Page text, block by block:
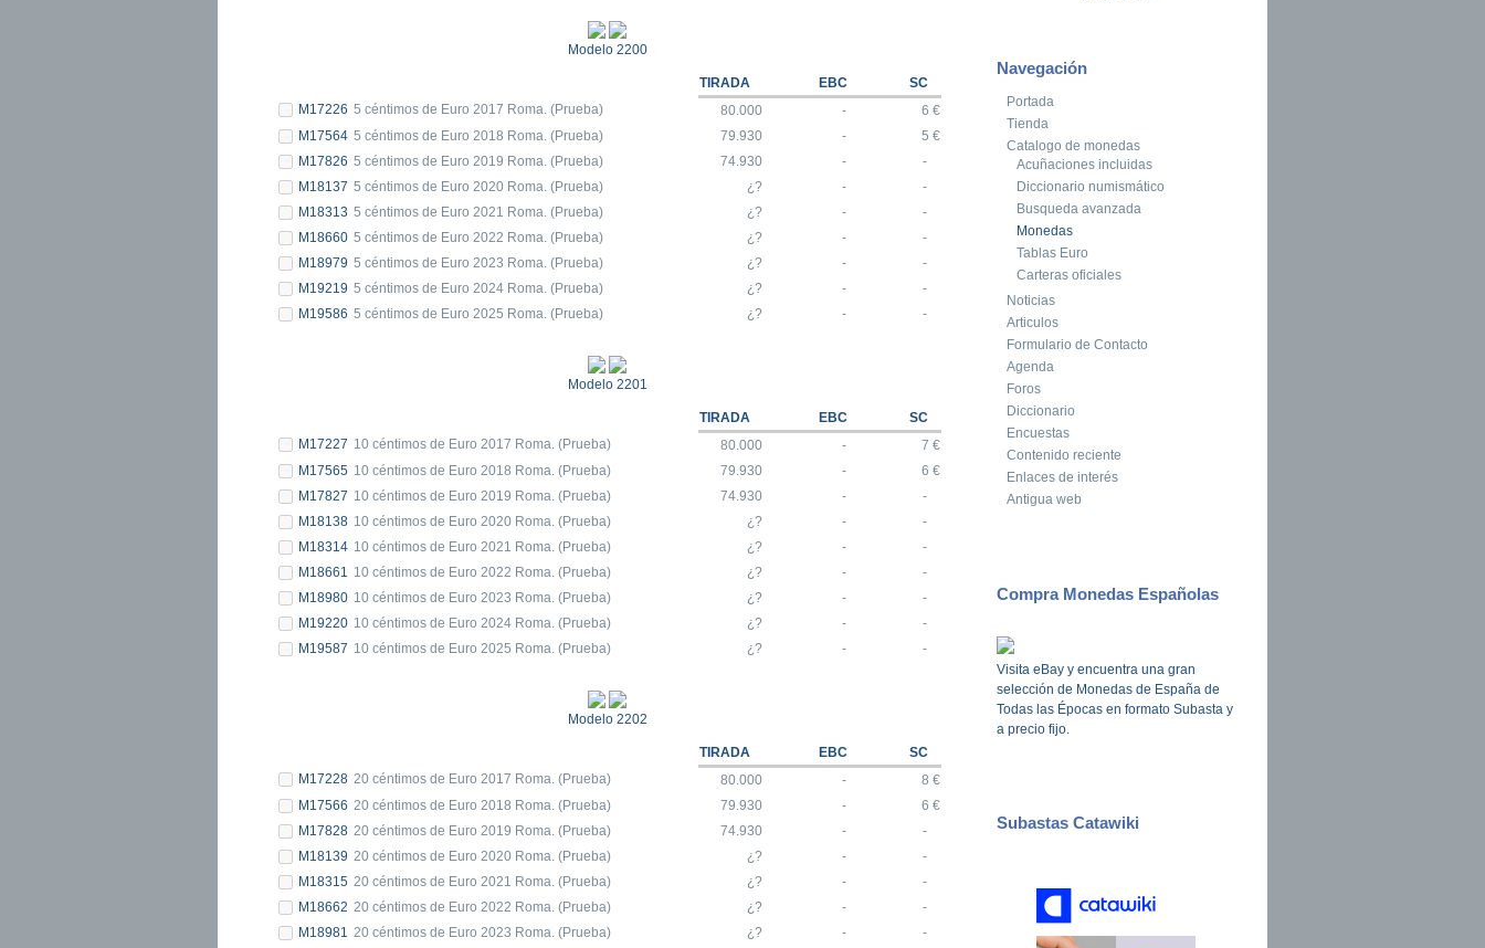
Modelo 2200
TIRADA EBC
SC
M17226 5 céntimos de Euro 2017 Roma. (Prueba) 80.000 -
6 €
M17564 5 céntimos de Euro 2018 Roma. (Prueba) 79.930 -
5 €
M17826 5 céntimos de Euro 2019 Roma. (Prueba) 74.930 -
-
M18137 5 céntimos de Euro 2020 Roma. (Prueba) ¿? -
-
M18313 5 céntimos de Euro 2021 Roma. (Prueba) ¿? -
-
M18660 5 céntimos de Euro 2022 Roma. (Prueba) ¿? -
-
M18979 5 céntimos de Euro 2023 Roma. (Prueba) ¿? -
-
M19219 5 céntimos de Euro 2024 Roma. (Prueba) ¿? -
-
M19586 5 céntimos de Euro 2025 Roma. (Prueba) ¿? - -
Modelo 2201
TIRADA EBC
SC
M17227 10 céntimos de Euro 2017 Roma. (Prueba) 80.000 -
7 €
M17565 10 céntimos de Euro 2018 Roma. (Prueba) 79.930 -
6 €
M17827 10 céntimos de Euro 2019 Roma. (Prueba) 74.930 -
-
M18138 10 céntimos de Euro 2020 Roma. (Prueba) ¿? -
-
M18314 10 céntimos de Euro 2021 Roma. (Prueba) ¿? -
-
M18661
10 céntimos de Euro 2022 Roma. (Prueba) ¿? -
-
M18980 10 céntimos de Euro 2023 Roma. (Prueba) ¿? -
-
M19220 10 céntimos de Euro 2024 Roma. (Prueba) ¿? -
-
M19587 10 céntimos de Euro 2025 Roma. (Prueba) ¿? - -
Modelo 2202
TIRADA EBC
SC
M17228 20 céntimos de Euro 2017 Roma. (Prueba) 80.000 -
8 €
M17566 20 céntimos de Euro 2018 Roma. (Prueba) 79.930 -
6 €
M17828 20 céntimos de Euro 2019 Roma. (Prueba) 74.930 -
-
M18139 20 céntimos de Euro 2020 Roma. (Prueba) ¿? -
-
M18315 20 céntimos de Euro 2021 Roma. (Prueba) ¿? -
-
M18662 20 céntimos de Euro 2022 Roma. (Prueba) ¿? -
-
M18981
20 céntimos de Euro 2023 Roma. (Prueba) ¿? -
-
Navegación
Portada
Tienda
Catalogo de monedas
Acuñaciones incluidas
Diccionario numismático
Busqueda avanzada
Monedas
Tablas Euro
Carteras oficiales
Noticias
Articulos
Formulario de Contacto
Agenda
Foros
Diccionario
Encuestas
Contenido reciente
Enlaces de interés
Antigua web
Compra Monedas Españolas
Visita eBay y encuentra una gran
selección de Monedas de España de
Todas las Épocas en formato Subasta y
a precio fijo.
Subastas Catawiki